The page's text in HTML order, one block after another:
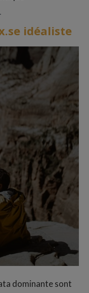
idéaliste
dominante sont